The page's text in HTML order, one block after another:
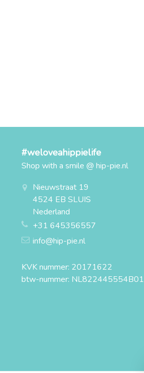
#weloveahippielife
Shop with a smile @ hip-pie.nl
Nieuwstraat 19
4524 EB SLUIS
Nederland
+31 645356557
info@hip-pie.nl
KVK nummer: 20171622
btw-nummer: NL822445554B01